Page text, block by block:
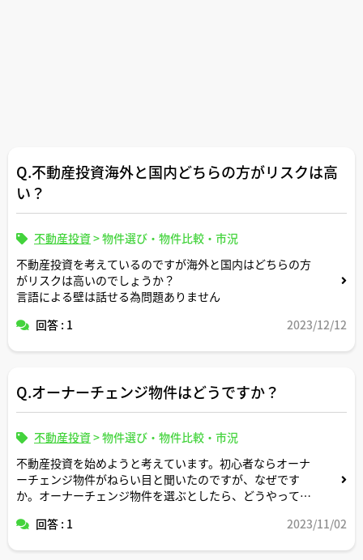
Q.不動産投資海外と国内どちらの方がリスクは高
い？
不動産投資>物件選び・物件比較・市況
不動産投資を考えているのですが海外と国内はどちらの方
がリスクは高いのでしょうか？
言語による壁は話せる為問題ありません
回答 : 1
2023/12/12
Q.オーナーチェンジ物件はどうですか？
不動産投資>物件選び・物件比較・市況
不動産投資を始めようと考えています。初心者ならオーナ
ーチェンジ物件がねらい目と聞いたのですが、なぜです
か。オーナーチェンジ物件を選ぶとしたら、どうやって物
ドバイスお願いします。
回答 : 1 2023/11/02